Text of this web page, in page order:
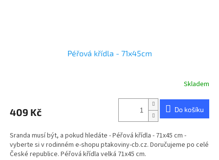
Péřová křídla - 71x45cm
Skladem
409 Kč Do košíku
Sranda musí být, a pokud hledáte - Péřová křídla - 71x45 cm -
vyberte si v rodinném e-shopu ptakoviny-cb.cz. Doručujeme po celé
České republice. Péřová křídla velká 71x45 cm.